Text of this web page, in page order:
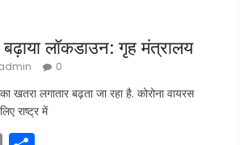
लॉकडाउन: गृह मंत्रालय
0
खतरा लगातार बढ़ता जा रहा है. कोरोना वायरस
राष्ट्र में